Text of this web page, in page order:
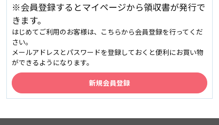
※会員登録するとマイページから領収書が発行で
きます。
はじめてご利用のお客様は、こちらから会員登録を行ってくだ
さい。
メールアドレスとパスワードを登録しておくと便利にお買い物
ができるようになります。